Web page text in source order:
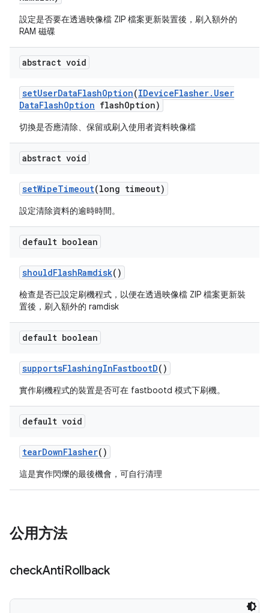
設定是否要在透過映像檔 ZIP 檔案更新裝置後，刷入額外的
RAM 磁碟
abstract void
setUserDataFlashOption(IDeviceFlasher. User
DataFlashOption flashOption)
切換是否應清除、保留或刷入使用者資料映像檔
abstract void
setWipeTimeout(long timeout)
設定清除資料的逾時時間。
default boolean
shouldFlashRamdisk()
檢查是否已設定刷機程式，以便在透過映像檔 ZIP 檔案更新裝
置後，刷入額外的 ramdisk
default boolean
supportsFlashingInFastbootD()
實作刷機程式的裝置是否可在 fastbootd 模式下刷機。
default void
tearDownFlasher()
這是實作閃爍的最後機會，可自行清理
公用方法
checkAntiRollback